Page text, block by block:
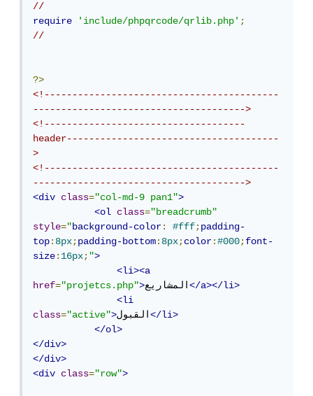
//
require
'include/phpqrcode/qrlib.php';
//
?>
<!------------------------------------------
-------------------------------------->
<!------------------------------------
header--------------------------------------
>
<!------------------------------------------
-------------------------------------->
<div
class="col-md-9 pan1">
<ol
class="breadcrumb"
style="background-color: #fff;padding-
top:8px;padding-bottom:8px;color:#000;font-
size:16px;">
<li><a
href="projetcs.php">المشاريع</a></li>
<li
class="active">القبول</li>
</ol>
</div>
</div>
<div
class="row">